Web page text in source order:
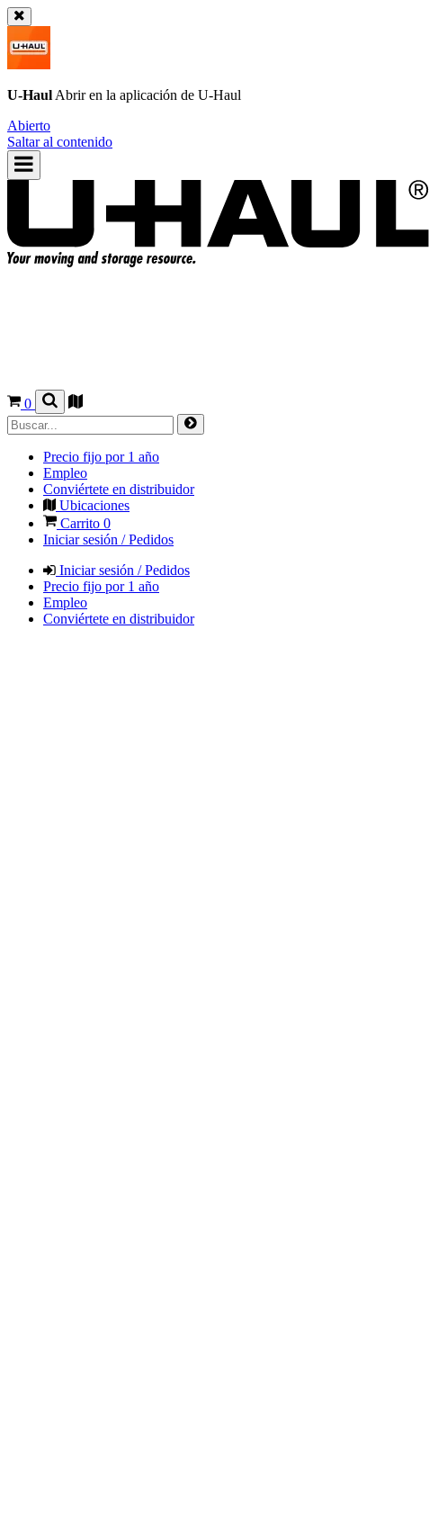
U-Haul Abrir en la aplicación de U-Haul
Abierto
Saltar al contenido
0
Precio fijo por 1 año
Empleo
Conviértete en distribuidor
Ubicaciones
Carrito 0
Iniciar sesión / Pedidos
Iniciar sesión / Pedidos
Precio fijo por 1 año
Empleo
Conviértete en distribuidor